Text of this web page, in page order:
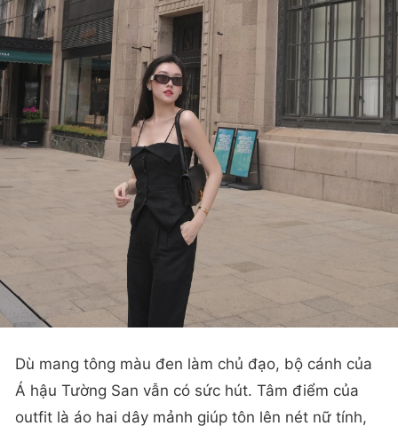
Dù mang tông màu đen làm chủ đạo, bộ cánh của
Á hậu Tường San vẫn có sức hút. Tâm điểm của
outfit là áo hai dây mảnh giúp tôn lên nét nữ tính,